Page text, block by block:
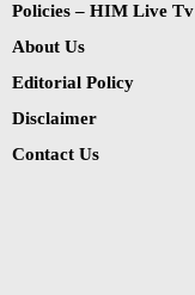
Policies – HIM Live Tv
About Us
Editorial Policy
Disclaimer
Contact Us